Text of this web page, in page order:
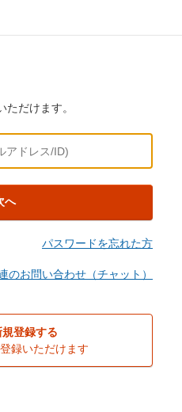
だけます。
へ
パスワードを忘れた方
のお問い合わせ（チャット）
登録する
録いただけます